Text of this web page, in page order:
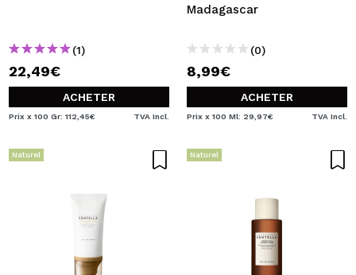
(1)
22,49€
ACHETER
Prix x 100 Gr: 112,45€ TVA Incl.
Madagascar
(0)
8,99€
ACHETER
Prix x 100 Ml: 29,97€ TVA Incl.
Naturel Naturel